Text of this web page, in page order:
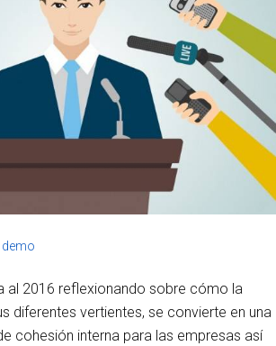
demo
al 2016 reflexionando sobre cómo la
diferentes vertientes, se convierte en una
cohesión interna para las empresas así